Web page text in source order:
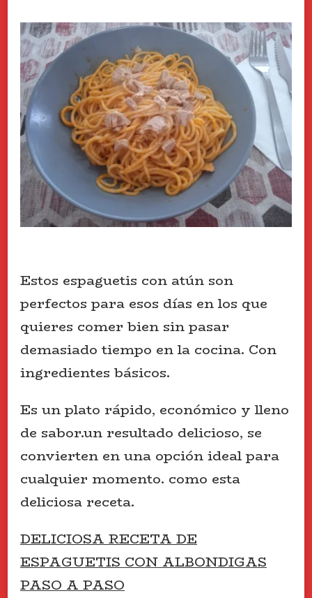
Estos espaguetis con atún son
perfectos para esos días en los que
quieres comer bien sin pasar
demasiado tiempo en la cocina. Con
ingredientes básicos.
Es un plato rápido, económico y lleno
de sabor.un resultado delicioso, se
convierten en una opción ideal para
cualquier momento. como esta
deliciosa receta.
DELICIOSA RECETA DE
ESPAGUETIS CON ALBONDIGAS
PASO A PASO